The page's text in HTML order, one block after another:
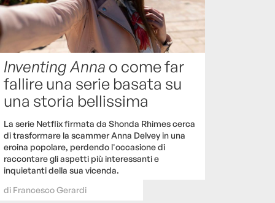
Inventing Anna o come far
fallire una serie basata su
una storia bellissima
La serie Netflix firmata da Shonda Rhimes cerca
di trasformare la scammer Anna Delvey in una
eroina popolare, perdendo l'occasione di
raccontare gli aspetti più interessanti e
inquietanti della sua vicenda.
di Francesco Gerardi